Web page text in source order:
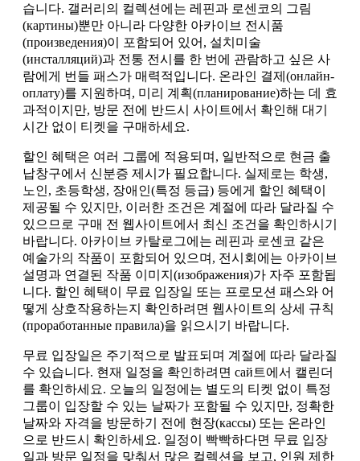
습니다. 갤러리의 컬렉션에는 레핀과 로센코의 그림
(картины)뿐만 아니라 다양한 아카이브 전시품
(произведения)이 포함되어 있어, 설치미술
(инсталляций)과 전통 전시를 한 번에 관람하고 싶은 사
람에게 번들 패스가 매력적입니다. 온라인 결제(онлайн-
оплату)를 지원하며, 미리 계획(планирование)하는 데 효
과적이지만, 방문 전에 반드시 사이트에서 확인해 대기
시간 없이 티켓을 구매하세요.
할인 혜택은 여러 그룹에 적용되며, 일반적으로 현금 출
납창구에서 신분증 제시가 필요합니다. 실제로는 학생,
노인, 초등학생, 장애인(특정 등급) 등에게 할인 혜택이
제공될 수 있지만, 이러한 조건은 계절에 따라 달라질 수
있으므로 구매 전 웹사이트에서 최신 조건을 확인하시기
바랍니다. 아카이브 카탈로그에는 레핀과 로센코 같은
예술가의 작품이 포함되어 있으며, 전시회에는 아카이브
설명과 연결된 작품 이미지(изображения)가 자주 포함됩
니다. 할인 혜택이 무료 입장일 또는 프로모션 패스와 어
떻게 상호작용하는지 확인하려면 웹사이트의 상세 규칙
(проработанные правила)을 읽으시기 바랍니다.
무료 입장일은 주기적으로 발표되며 계절에 따라 달라질
수 있습니다. 현재 일정을 확인하려면 сай트에서 캘린더
를 확인하세요. 오늘의 일정에는 별도의 티켓 없이 특정
그룹이 입장할 수 있는 날짜가 포함될 수 있지만, 정확한
날짜와 자격을 방문하기 전에 현장(кассы) 또는 온라인
으로 반드시 확인하세요. 일정이 빡빡하다면 무료 입장
일과 방문 일정을 맞춰서 많은 컬렉션을 보고, 인원 제한